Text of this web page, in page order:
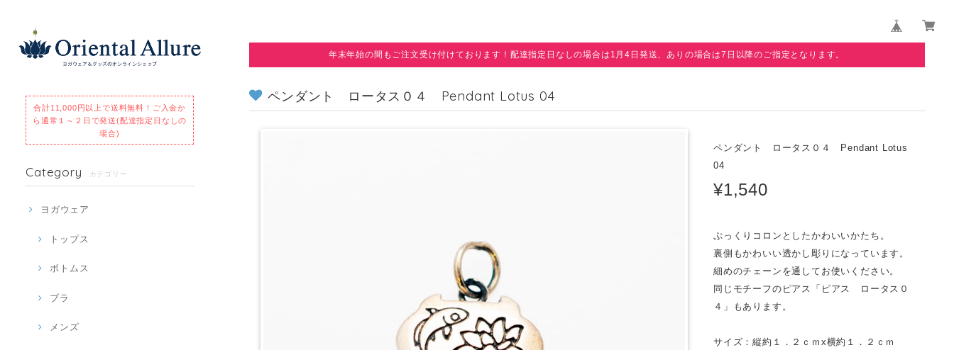
合計11,000円以上で送料無料！
ご入金か
ら通常１～２日で発送(配達指定日なしの
場合)
Category カテゴリー
ヨガウェア
トップス
ボトムス
ブラ
メンズ
年末年始の間もご注文受け付けております！配達指定日なしの場合は1月4日発送、ありの場合は7日以降のご指定となります。
ペンダント ロータス０４ Pendant Lotus 04
ペンダント ロータス０４ Pendant Lotus
04
¥1,540
ぷっくりコロンとしたかわいいかたち。
裏側もかわいい透かし彫りになっています。
細めのチェーンを通してお使いください。
同じモチーフのピアス「ピアス ロータス０
４」もあります。
サイズ：縦約１．２ｃｍx横約１．２ｃｍ